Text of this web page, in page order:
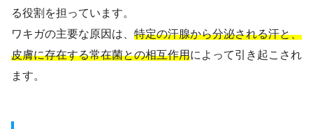
る役割を担っています。
ワキガの主要な原因は、 特定の汗腺から分泌される汗と、
皮膚に存在する常在菌との相互作用によって引き起こされ
ます。